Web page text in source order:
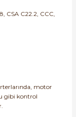
CSA C22.2, CCC,
motor
gibi kontrol